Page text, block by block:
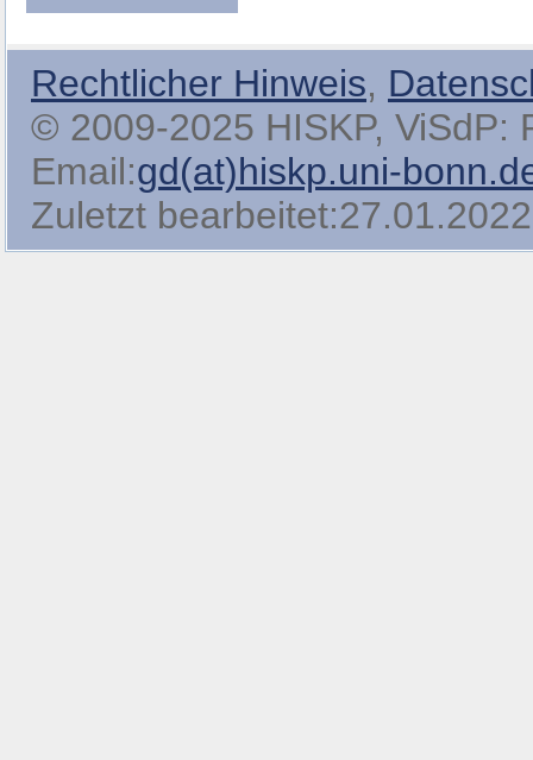
Rechtlicher Hinweis,
© 2009-2025 HISKP, ViSdP:
Email:gd(at)hiskp.uni-
Zuletzt